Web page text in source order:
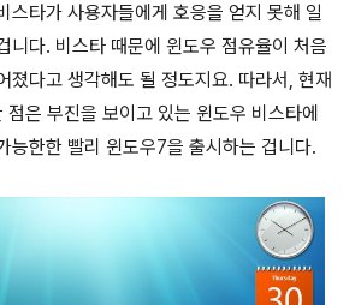
스타가 사용자들에게 호응을 얻지 못해 일
니다. 비스타 때문에 윈도우 점유율이 처음
졌다고 생각해도 될 정도지요. 따라서, 현재
은 부진을 보이고 있는 윈도우 비스타에
능한한 빨리 윈도우7을 출시하는 겁니다.